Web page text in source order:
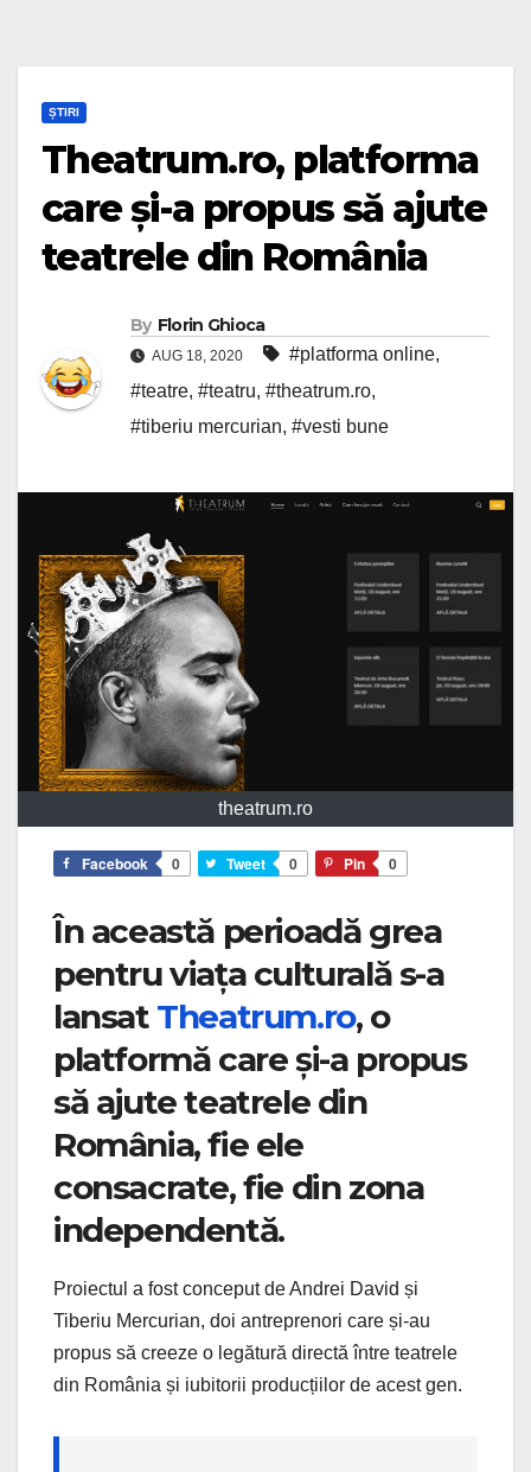
ȘTIRI
Theatrum.ro, platforma
care și-a propus să ajute
teatrele din România
By Florin Ghioca
AUG 18, 2020 #platforma online,
#teatre, #teatru, #theatrum.ro,
#tiberiu mercurian, #vesti bune
theatrum.ro
Facebook 0 Tweet 0 Pin 0
În această perioadă grea
pentru viața culturală s-a
lansat Theatrum.ro, o
platformă care și-a propus
să ajute teatrele din
România, fie ele
consacrate, fie din zona
independentă.
Proiectul a fost conceput de Andrei David și
Tiberiu Mercurian, doi antreprenori care și-au
propus să creeze o legătură directă între teatrele
din România și iubitorii producțiilor de acest gen.